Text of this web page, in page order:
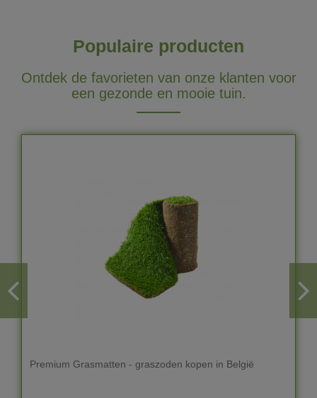
Populaire producten
Ontdek de favorieten van onze klanten voor
een gezonde en mooie tuin.
Premium Grasmatten - graszoden kopen in België